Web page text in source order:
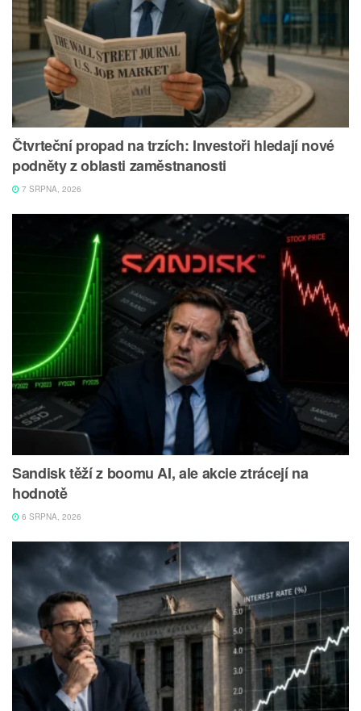
Čtvrteční propad na trzích: Investoři hledají nové
podněty z oblasti zaměstnanosti
7 SRPNA, 2026
Sandisk těží z boomu AI, ale akcie ztrácejí na
hodnotě
6 SRPNA, 2026